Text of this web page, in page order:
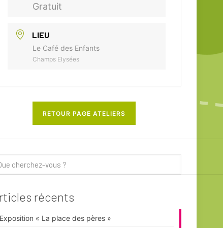
Gratuit
LIEU
Le Café des Enfants
Champs Elysées
RETOUR PAGE ATELIERS
récents
Exposition « La place des pères »